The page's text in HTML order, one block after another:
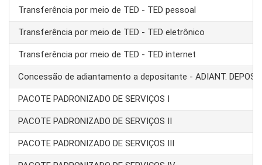
Transferência por meio de TED - TED pessoal
Transferência por meio de TED - TED eletrônico
Transferência por meio de TED - TED internet
Concessão de adiantamento a depositante - ADIANT.
PACOTE PADRONIZADO DE SERVIÇOS I
PACOTE PADRONIZADO DE SERVIÇOS II
PACOTE PADRONIZADO DE SERVIÇOS III